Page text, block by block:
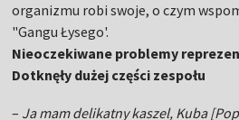
organizmu robi swoje, o czym
"Gangu Łysego'.
Nieoczekiwane problemy
Dotknęły dużej części zespołu
– Ja mam delikatny kaszel, Kuba